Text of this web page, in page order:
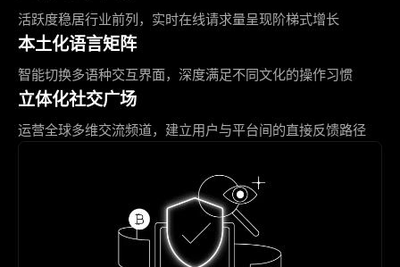
活跃度稳居行业前列，实时在线请求量呈现阶梯式增长
本土化语言矩阵
智能切换多语种交互界面，深度满足不同文化的操作习惯
立体化社交广场
运营全球多维交流频道，建立用户与平台间的直接反馈路径